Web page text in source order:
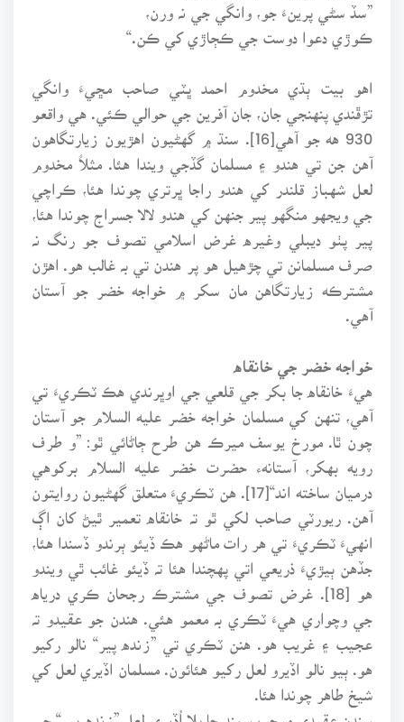
”سڏ سڻي پرينءَ جو، وانگي جي نہ ورن،
ڪوڙي دعوا دوست جي ڪڄاڙي کي ڪن.“
اهو بيت ٻڌي مخدوم احمد ڀٽي صاحب مڇيءَ وانگي
تڙڦندي پنهنجي جان، جان آفرين جي حوالي ڪئي. هي واقعو
930 هه جو آهي[16]. سنڌ ۾ گهڻيون اهڙيون زيارتگاهون
آهن جن تي هندو ۽ مسلمان گڏجي ويندا هئا. مثلاً مخدوم
لعل شهباز قلندر کي هندو راجا ڀرتري چوندا هئا، ڪراچي
جي ويجهو منگهو پير جنهن کي هندو لالا جسراج چوندا هئا،
پير پٺو ديبلي وغيره غرض اسلامي تصوف جو رنگ نہ
صرف مسلمانن تي چڙهيل هو پر هندن تي بہ غالب هو. اهڙن
مشترڪه زيارتگاهن مان سکر ۾ خواجه خضر جو آستان
آهي.
خواجه خضر جي خانقاه
هيءَ خانقاه جا بکر جي قلعي جي اوڀرندي هڪ ٽڪريءَ تي
آهي، تنهن کي مسلمان خواجه خضر عليه السلام جو آستان
چون ٿا. مورخ يوسف ميرڪ هن طرح ڄاڻائي ٿو: ”و طرف
رويه بهکر، آستانهء حضرت خضر عليه السلام برکوهي
درميان ساخته اند“[17]. هن ٽڪريءَ متعلق گهڻيون روايتون
آهن. ريورٽي صاحب لکي ٿو تہ خانقاه تعمير ٿيڻ کان اڳ
انهيءَ ٽڪريءَ تي هر رات ماڻهو هڪ ڏيئو ٻرندو ڏسندا هئا،
جڏهن ٻيڙيءَ ذريعي اتي پهچندا هئا تہ ڏيئو غائب ٿي ويندو
هو [18]. غرض تصوف جي مشترڪ رجحان ڪري درياه
جي وچواري هيءَ ٽڪري بہ معمو هئي. هندن جو عقيدو تہ
عجيب ۽ غريب هو. هنن ٽڪري تي ”زنده پير“ نالو رکيو
هو. ٻيو نالو اڏيرو لعل رکيو هئائون. مسلمان اڏيري لعل کي
شيخ طاهر چوندا هئا.
سندن عقيدي موجب سمنڊ جا پلا اُڏيري لعل ”زنده پير“ جي